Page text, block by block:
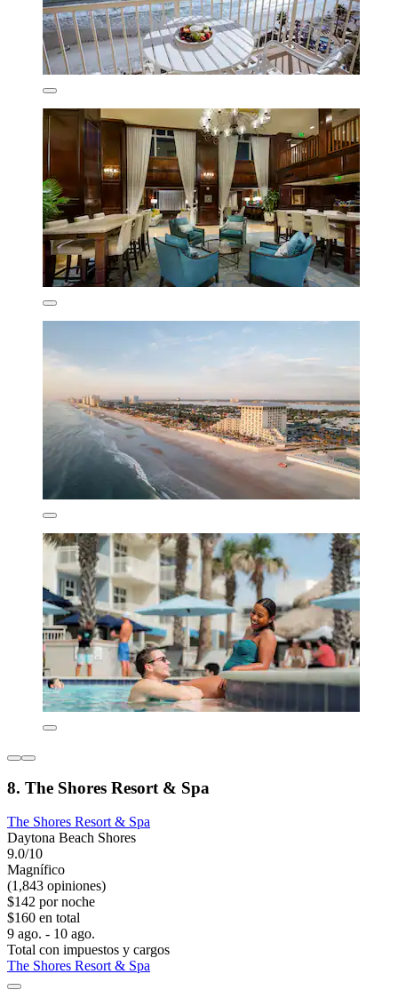
8. The Shores Resort & Spa
The Shores Resort & Spa
Daytona Beach Shores
9.0/10
Magnífico
(1,843 opiniones)
$142 por noche
$160 en total
9 ago. - 10 ago.
Total con impuestos y cargos
The Shores Resort & Spa